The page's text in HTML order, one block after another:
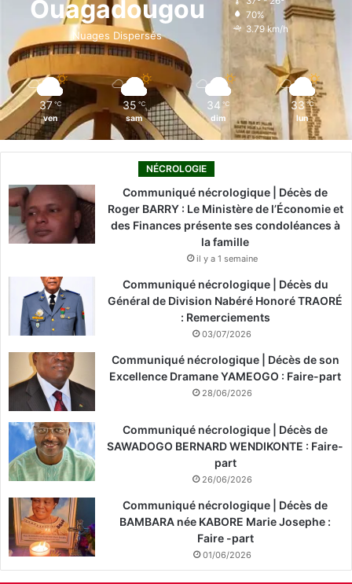
o
k
i
n
r
Ouagadougou
Nuages Dispersés
70%
3.79 km/h
37 ℃
ven
35 ℃
sam
34 ℃
dim
33 ℃
lun
NÉCROLOGIE
Communiqué nécrologique | Décès de
Roger BARRY : Le Ministère de l’Économie et
des Finances présente ses condoléances à
la famille
il y a 1 semaine
Communiqué nécrologique | Décès du
Général de Division Nabéré Honoré TRAORÉ
: Remerciements
03/07/2026
Communiqué nécrologique | Décès de son
Excellence Dramane YAMEOGO : Faire-part
28/06/2026
Communiqué nécrologique | Décès de
SAWADOGO BERNARD WENDIKONTE : Faire-
part
26/06/2026
Communiqué nécrologique | Décès de
BAMBARA née KABORE Marie Josephe :
Faire -part
01/06/2026